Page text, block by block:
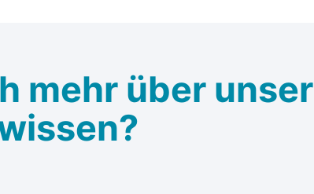
mehr über unser